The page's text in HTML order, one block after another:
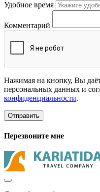
Удобное время
Комментарий
Нажимая на кнопку, Вы
персональных данных и
конфиденциальности.
Отправить
Перезвоните мне